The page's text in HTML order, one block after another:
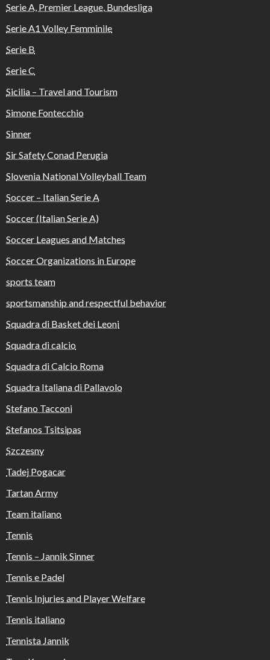
Serie A, Premier League, Bundesliga
Serie A1 Volley Femminile
Serie B
Serie C
Sicilia – Travel and Tourism
Simone Fontecchio
Sinner
Sir Safety Conad Perugia
Slovenia National Volleyball Team
Soccer – Italian Serie A
Soccer (Italian Serie A)
Soccer Leagues and Matches
Soccer Organizations in Europe
sports team
sportsmanship and respectful behavior
Squadra di Basket dei Leoni
Squadra di calcio
Squadra di Calcio Roma
Squadra Italiana di Pallavolo
Stefano Tacconi
Stefanos Tsitsipas
Szczesny
Tadej Pogacar
Tartan Army
Team italiano
Tennis
Tennis – Jannik Sinner
Tennis e Padel
Tennis Injuries and Player Welfare
Tennis italiano
Tennista Jannik